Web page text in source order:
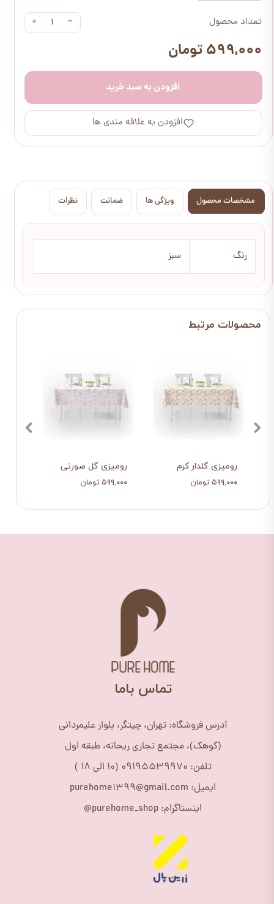
تعداد محصول −
+
۵۹۹,۰۰۰ تومان
افزودن به سبد خرید
افزودن به علاقه مندی ها
مشخصات محصول ویژگی ها ضمانت نظرات
رنگ سبز
رومیزی گل صورتی
۵۹۹,۰۰۰ تومان
رومیزی گلدار کرم
۵۹۹,۰۰۰ تومان
​تماس باما
آدرس فروشگاه: تهران، چیتگر، بلوار علیمردانی
(کوهک)، مجتمع تجاری ریحانه، طبقه اول
تلفن: 09195539970 (10 الی 18 )
ایمیل: purehome1399@gmail.com
اینستاگرام: purehome_shop@